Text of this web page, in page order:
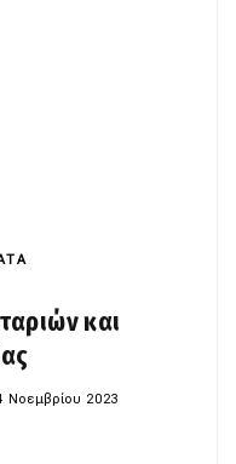
και
Νοεμβρίου 2023